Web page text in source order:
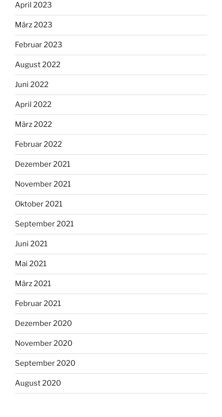
April 2023
März 2023
Februar 2023
August 2022
Juni 2022
April 2022
März 2022
Februar 2022
Dezember 2021
November 2021
Oktober 2021
September 2021
Juni 2021
Mai 2021
März 2021
Februar 2021
Dezember 2020
November 2020
September 2020
August 2020